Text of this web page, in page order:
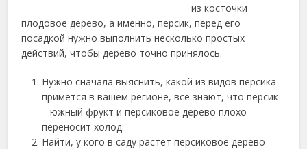
из косточки
плодовое дерево, а именно, персик, перед его
посадкой нужно выполнить несколько простых
действий, чтобы дерево точно принялось.
Нужно сначала выяснить, какой из видов персика
примется в вашем регионе, все знают, что персик
– южный фрукт и персиковое дерево плохо
переносит холод.
Найти, у кого в саду растет персиковое дерево